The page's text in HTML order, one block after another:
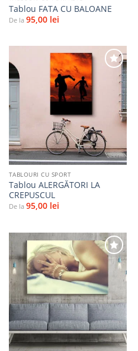
Tablou FATA CU BALOANE
De la 95,00 lei
Adaugă
favorite
TABLOURI CU SPORT
Tablou ALERGĂTORI LA
CREPUSCUL
De la 95,00 lei
Adaugă
la
favorite